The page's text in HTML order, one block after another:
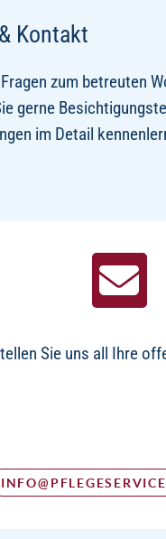
Kontakt
zum betreuten
gerne
im Detail
Sie uns all Ihre